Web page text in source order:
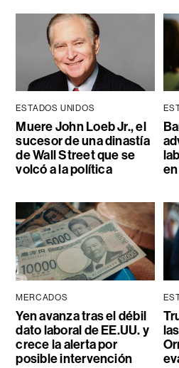
ESTADOS UNIDOS
Muere John Loeb Jr., el
sucesor de una dinastía
de Wall Street que se
volcó a la política
MERCADOS
Yen avanza tras el débil
dato laboral de EE.UU. y
crece la alerta por
posible intervención